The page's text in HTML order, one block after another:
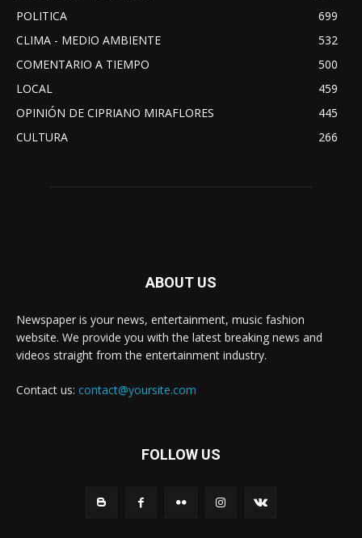
POLITICA
699
CLIMA - MEDIO AMBIENTE
532
COMENTARIO A TIEMPO
500
LOCAL
459
OPINIÓN DE CIPRIANO MIRAFLORES
445
CULTURA
266
ABOUT US
Newspaper is your news, entertainment, music fashion
website. We provide you with the latest breaking news and
videos straight from the entertainment industry.
Contact us: contact@yoursite.com
FOLLOW US